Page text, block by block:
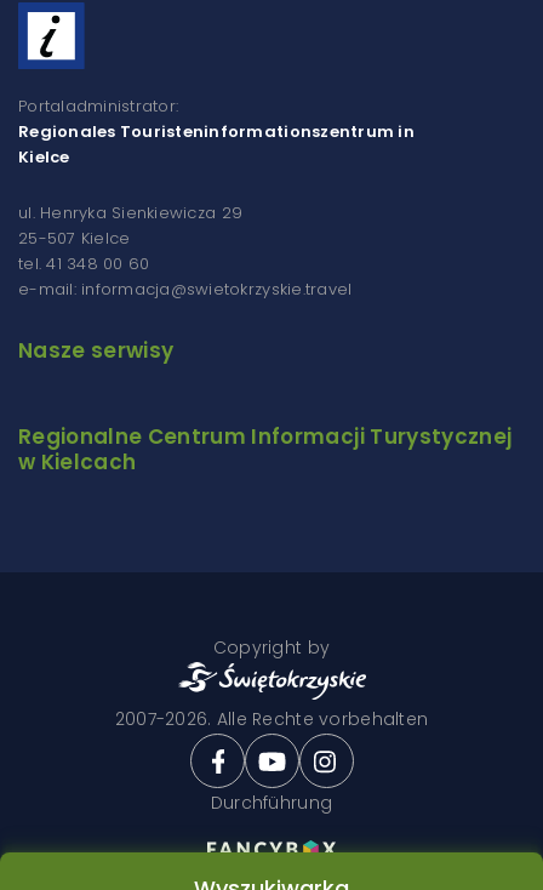
Portaladministrator:
Regionales Touristeninformationszentrum in
Kielce
ul. Henryka Sienkiewicza 29
25-507 Kielce
tel. 41 348 00 60
e-mail: informacja@swietokrzyskie.travel
Nasze serwisy
Regionalne Centrum Informacji Turystycznej
w Kielcach
Copyright by
2007-2026. Alle Rechte vorbehalten
Durchführung